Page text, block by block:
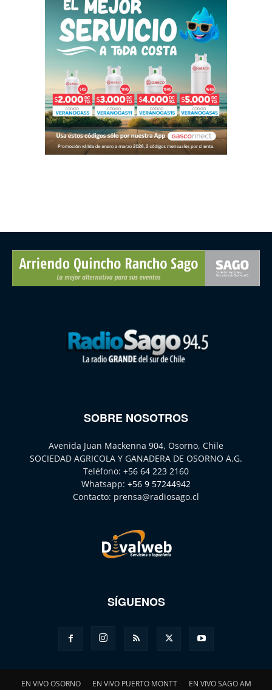
SOBRE NOSOTROS
Avenida Juan Mackenna 904, Osorno, Chile
SOCIEDAD AGRICOLA Y GANADERA DE OSORNO A.G.
Teléfono: +56 64 223 2160
Whatsapp: +56 9 57244942
Contacto: prensa@radiosago.cl
SÍGUENOS
EN VIVO OSORNO EN VIVO PUERTO MONTT EN VIVO SAGO AM